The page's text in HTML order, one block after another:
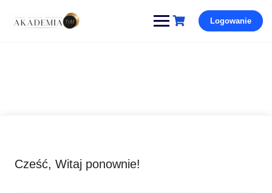
Logowanie
Cześć, Witaj ponownie!